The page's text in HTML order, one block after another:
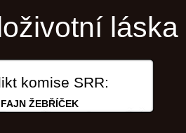
láska
komise SRR:
FAJN ŽEBŘÍČEK